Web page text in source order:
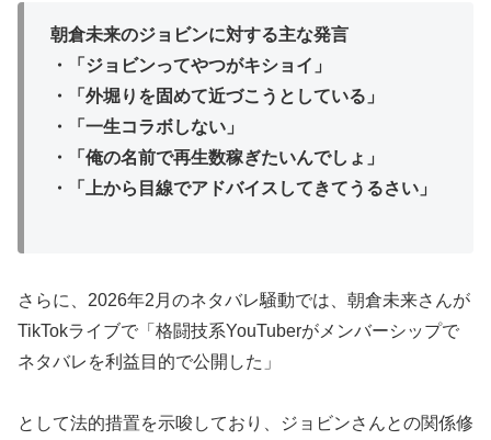
朝倉未来のジョビンに対する主な発言
・「ジョビンってやつがキショイ」
・「外堀りを固めて近づこうとしている」
・「一生コラボしない」
・「俺の名前で再生数稼ぎたいんでしょ」
・「上から目線でアドバイスしてきてうるさい」
さらに、2026年2月のネタバレ騒動では、朝倉未来さんが
TikTokライブで「格闘技系YouTuberがメンバーシップで
ネタバレを利益目的で公開した」
として法的措置を示唆しており、ジョビンさんとの関係修